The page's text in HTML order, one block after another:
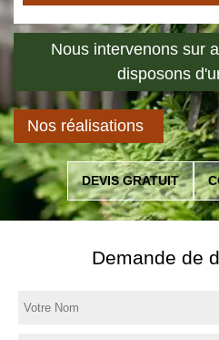
Nous intervenons sur
disposons
Nos réalisations
DEVIS GRATUIT
Demande de